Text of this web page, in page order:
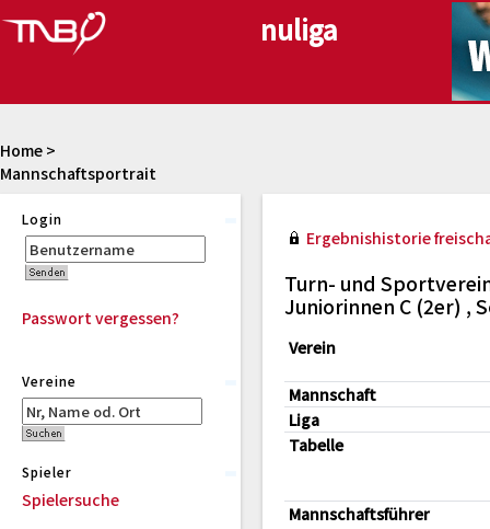
Mannschaftsportrait
Home >
Login
Passwort vergessen?
Vereine
Spieler
Spielersuche
Ergebnishistorie
Turn- und
Juniorinnen C (2er) ,
Verein
Mannschaft
Liga
Tabelle
Mannschaftsführer